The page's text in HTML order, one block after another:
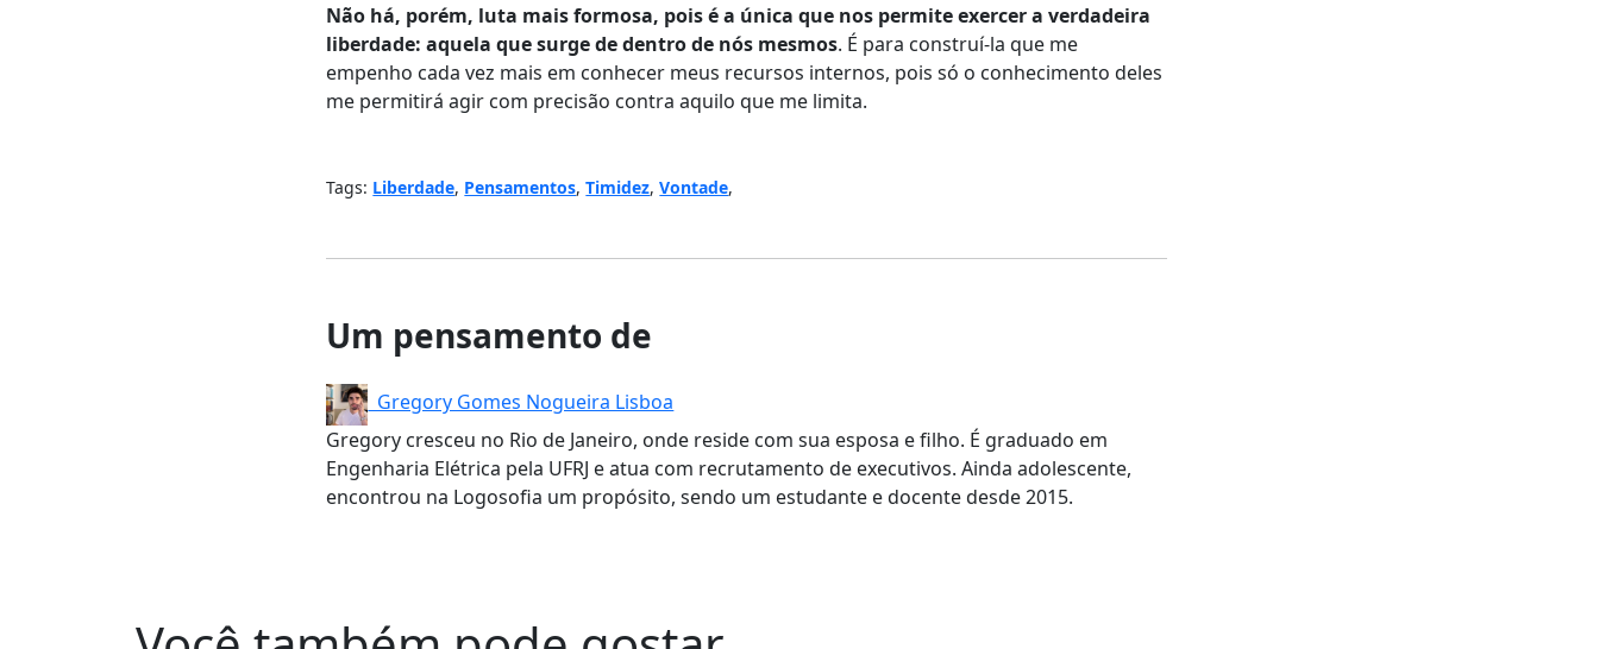
Não há, porém, luta mais formosa, pois é a única que nos permite exercer a verdadeira
liberdade: aquela que surge de dentro de nós mesmos. É para construí-la que me
empenho cada vez mais em conhecer meus recursos internos, pois só o conhecimento deles
me permitirá agir com precisão contra aquilo que me limita.
Tags: Liberdade, Pensamentos,Timidez,Vontade,
Um pensamento de
Gregory Gomes Nogueira Lisboa
Gregory cresceu no Rio de Janeiro, onde reside com sua esposa e filho. É graduado em
Engenharia Elétrica pela UFRJ e atua com recrutamento de executivos. Ainda adolescente,
encontrou na Logosofia um propósito, sendo um estudante e docente desde 2015.